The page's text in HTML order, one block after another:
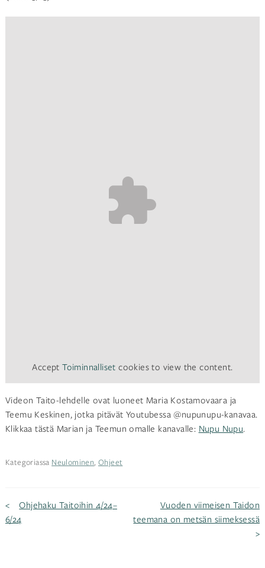
AcceptToiminnalliset cookies to view the content.
Videon Taito-lehdelle ovat luoneet Maria Kostamovaara ja
Teemu Keskinen, jotka pitävät Youtubessa @nupunupu-kanavaa.
Klikkaa tästä Marian ja Teemun omalle kanavalle: Nupu Nupu.
Kategoriassa Neulominen, Ohjeet
Artikkelien
Ohjehaku Taitoihin 4/24–
6/24
Vuoden viimeisen Taidon
teemana on metsän siimeksessä